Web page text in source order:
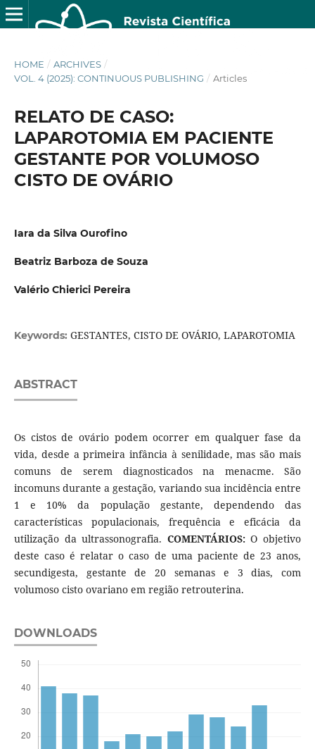
HOME / ARCHIVES /
VOL. 4 (2025): CONTINUOUS PUBLISHING / Articles
RELATO DE CASO:
LAPAROTOMIA EM PACIENTE
GESTANTE POR VOLUMOSO
CISTO DE OVÁRIO
Iara da Silva Ourofino
Beatriz Barboza de Souza
Valério Chierici Pereira
Keywords: GESTANTES, CISTO DE OVÁRIO, LAPAROTOMIA
ABSTRACT
Os cistos de ovário podem ocorrer em qualquer fase da
vida, desde a primeira infância à senilidade, mas são mais
comuns de serem diagnosticados na menacme. São
incomuns durante a gestação, variando sua incidência entre
1 e 10% da população gestante, dependendo das
características populacionais, frequência e eficácia da
utilização da ultrassonografia. COMENTÁRIOS:O objetivo
deste caso é relatar o caso de uma paciente de 23 anos,
secundigesta, gestante de 20 semanas e 3 dias, com
volumoso cisto ovariano em região retrouterina.
DOWNLOADS